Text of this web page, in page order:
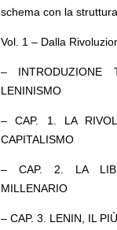
schema con la
Vol. 1 – Dalla
– INTRODUZIONE
LENINISMO
– CAP. 1. LA
CAPITALISMO
– CAP. 2. LA
MILLENARIO
– CAP. 3. LENIN, IL